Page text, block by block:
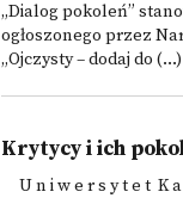
„Dialog pokoleń”
ogłoszonego przez
„Ojczysty – dodaj do (...)
Krytycy i ich
U n i w e r s y t e t K